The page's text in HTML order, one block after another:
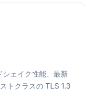
ェイク性能、最新
トクラスの TLS 1.3